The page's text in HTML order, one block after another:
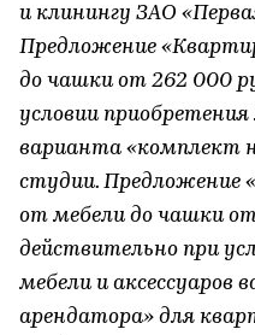
и клинингу ЗАО
Предложение
до чашки от 262 000
условии приобретения
варианта «комплект
студии. Предложение
от мебели до чашки
действительно при
мебели и аксессуаров
арендатора» для